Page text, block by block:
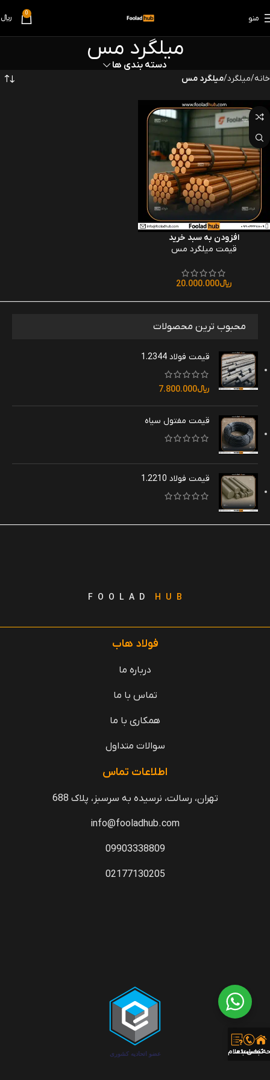
منو 0 ﷼
میلگرد مس
دسته بندی ها
محبوب ترین محصولات
قیمت فولاد 1.2344
﷼7.800.000
قیمت مفتول سیاه
قیمت فولاد 1.2210
خانه میلگرد میلگرد مس
افزودن به سبد خرید
قیمت میلگرد مس
﷼20.000.000
F O O L A D H U B
فولاد هاب
درباره ما
تماس با ما
همکاری با ما
سوالات متداول
اطلاعات تماس
تهران، رسالت، نرسیده به سرسبز، پلاک 688
info@fooladhub.com
09903338809
02177130205
نخست
تماس با ما
ثبت استعلام قیمت